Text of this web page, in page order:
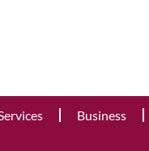
Business